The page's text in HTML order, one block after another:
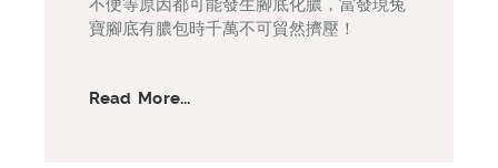
不便等原因都可能發生腳底化膿，當發現兔
寶腳底有膿包時千萬不可貿然擠壓！
Read More...